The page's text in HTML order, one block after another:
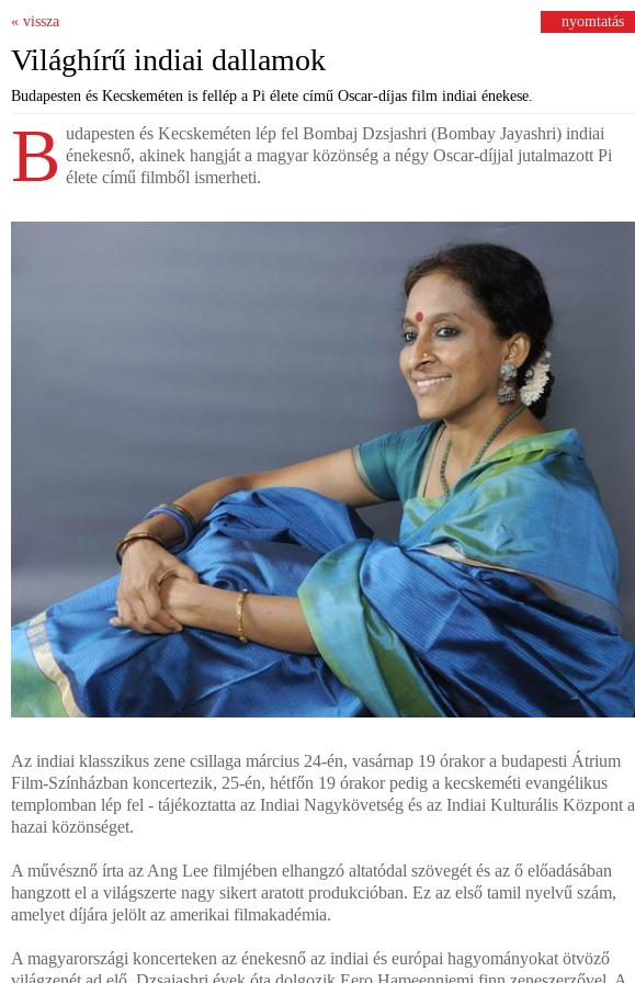
« vissza nyomtatás
Világhírű indiai dallamok
Budapesten és Kecskeméten is fellép a Pi élete című Oscar-díjas film indiai énekese.
B udapesten és Kecskeméten lép fel Bombaj Dzsjashri (Bombay Jayashri) indiai
énekesnő, akinek hangját a magyar közönség a négy Oscar-díjjal jutalmazott Pi
élete című filmből ismerheti.
Az indiai klasszikus zene csillaga március 24-én, vasárnap 19 órakor a budapesti Átrium
Film-Színházban koncertezik, 25-én, hétfőn 19 órakor pedig a kecskeméti evangélikus
templomban lép fel - tájékoztatta az Indiai Nagykövetség és az Indiai Kulturális Központ a
hazai közönséget.
A művésznő írta az Ang Lee filmjében elhangzó altatódal szövegét és az ő előadásában
hangzott el a világszerte nagy sikert aratott produkcióban. Ez az első tamil nyelvű szám,
amelyet díjára jelölt az amerikai filmakadémia.
A magyarországi koncerteken az énekesnő az indiai és európai hagyományokat ötvöző